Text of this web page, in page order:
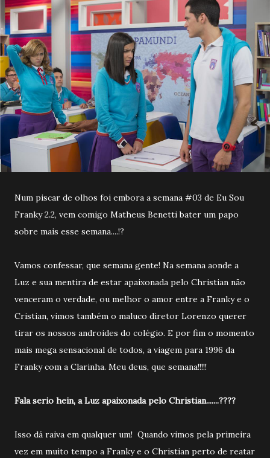
Num piscar de olhos foi embora a semana #03 de Eu Sou
Franky 2.2, vem comigo Matheus Benetti bater um papo
sobre mais esse semana....!?
Vamos confessar, que semana gente! Na semana aonde a
Luz e sua mentira de estar apaixonada pelo Christian não
venceram o verdade, ou melhor o amor entre a Franky e o
Cristian, vimos também o maluco diretor Lorenzo querer
tirar os nossos androides do colégio. E por fim o momento
mais mega sensacional de todos, a viagem para 1996 da
Franky com a Clarinha. Meu deus, que semana!!!!!
Fala serio hein, a Luz apaixonada pelo Christian.......????
Isso dá raiva em qualquer um! Quando vimos pela primeira
vez em muito tempo a Franky e o Christian perto de reatar